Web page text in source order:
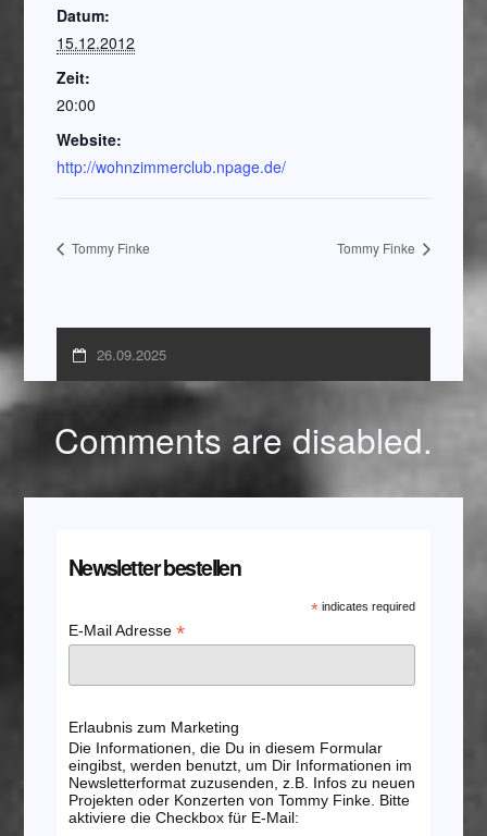
Datum:
15.12.2012
Zeit:
20:00
Website:
http://wohnzimmerclub.npage.de/
Tommy Finke Tommy Finke
26.09.2025
Comments are disabled.
Newsletter bestellen
* indicates required
E-Mail Adresse *
Erlaubnis zum Marketing
Die Informationen, die Du in diesem Formular
eingibst, werden benutzt, um Dir Informationen im
Newsletterformat zuzusenden, z.B. Infos zu neuen
Projekten oder Konzerten von Tommy Finke. Bitte
aktiviere die Checkbox für E-Mail: